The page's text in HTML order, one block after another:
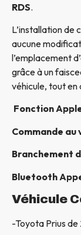
RDS.
L’installation de
aucune
l’emplacement
grâce à un
véhicule, tout en
Fonction
Commande
Branchement
Bluetooth
Véhicule
-Toyota Prius de